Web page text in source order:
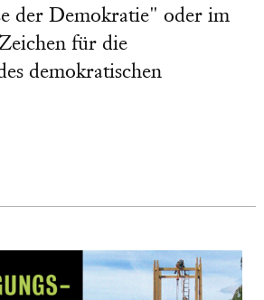
der Demokratie" oder im
für die
demokratischen